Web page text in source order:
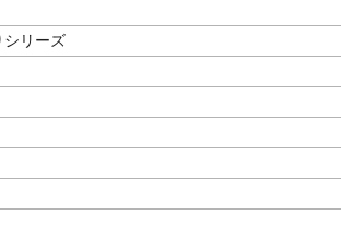
シリーズ